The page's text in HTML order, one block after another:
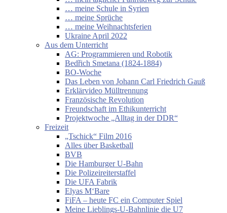
… meine Schule in Syrien
… meine Sprüche
… meine Weihnachtsferien
Ukraine April 2022
Aus dem Unterricht
AG: Programmieren und Robotik
Bedřich Smetana (1824-1884)
BO-Woche
Das Leben von Johann Carl Friedrich Gauß
Erklärvideo Mülltrennung
Französische Revolution
Freundschaft im Ethikunterricht
Projektwoche „Alltag in der DDR“
Freizeit
„Tschick“ Film 2016
Alles über Basketball
BVB
Die Hamburger U-Bahn
Die Polizeireiterstaffel
Die UFA Fabrik
Elyas M‘Bare
FiFA – heute FC ein Computer Spiel
Meine Lieblings-U-Bahnlinie die U7